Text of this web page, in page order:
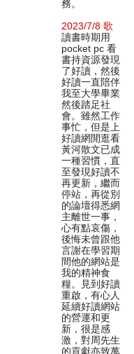
務。
2023/7/8 歌
讀書時期用
pocket pc 看
書持資源發現
了好讀，然後
好讀一直陪伴
我至大學畢業
然後踏足社
會。雖然工作
事忙，但是上
好讀網閒逛看
黃河散文已成
一種習慣，直
至發現好讀不
再更新，繼而
停站，再從別
的論壇得悉網
主離世一事，
心有點哀傷，
後悔未曾跟他
言謝在學習期
間他的網站是
我的精神食
糧。見到好讀
重啟，有心人
延續好讀網站
的營運和更
新，很是感
激，對周先生
的貢獻亦致萬